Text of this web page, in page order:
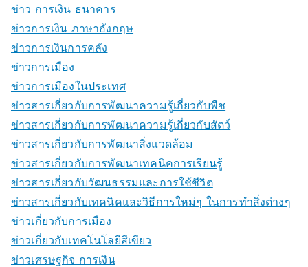
ข่าว การเงิน ธนาคาร
ข่าวการเงิน ภาษาอังกฤษ
ข่าวการเงินการคลัง
ข่าวการเมือง
ข่าวการเมืองในประเทศ
ข่าวสารเกี่ยวกับการพัฒนาความรู้เกี่ยวกับพืช
ข่าวสารเกี่ยวกับการพัฒนาความรู้เกี่ยวกับสัตว์
ข่าวสารเกี่ยวกับการพัฒนาสิ่งแวดล้อม
ข่าวสารเกี่ยวกับการพัฒนาเทคนิคการเรียนรู้
ข่าวสารเกี่ยวกับวัฒนธรรมและการใช้ชีวิต
ข่าวสารเกี่ยวกับเทคนิคและวิธีการใหม่ๆ ในการทำสิ่งต่างๆ
ข่าวเกี่ยวกับการเมือง
ข่าวเกี่ยวกับเทคโนโลยีสีเขียว
ข่าวเศรษฐกิจ การเงิน